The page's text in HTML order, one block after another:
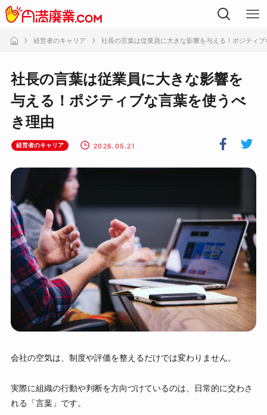
経営者のキャリア 社長の言葉は従業員に大きな影響を与える！ポジティ
社長の言葉は従業員に大きな影響を
与える！ポジティブな言葉を使うべ
き理由
経営者のキャリア 2026.05.21
会社の空気は、制度や評価を整えるだけでは変わりません。
実際に組織の行動や判断を方向づけているのは、日常的に交わさ
れる「言葉」です。